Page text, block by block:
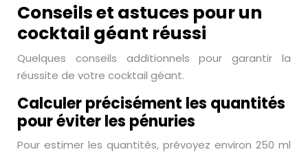
Conseils et astuces pour un
cocktail géant réussi
Quelques conseils additionnels pour garantir la
réussite de votre cocktail géant.
Calculer précisément les quantités
pour éviter les pénuries
Pour estimer les quantités, prévoyez environ 250 ml